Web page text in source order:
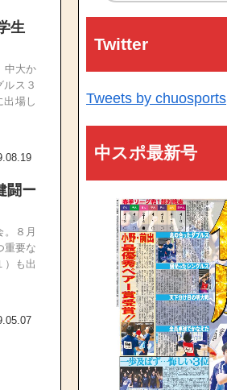
生
中大か
ス３
出場し
闘ー
８月
重要な
）も出
Twitter
Tweets by chuosports
中スポ最新号